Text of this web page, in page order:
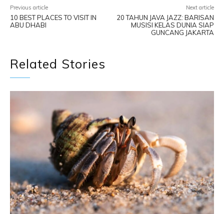
Previous article
10 BEST PLACES TO VISIT IN
ABU DHABI
Next article
20 TAHUN JAVA JAZZ: BARISAN
MUSISI KELAS DUNIA SIAP
GUNCANG JAKARTA
Related Stories